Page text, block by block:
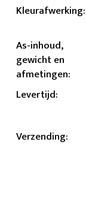
Kleurafwerking:
As-inhoud,
gewicht en
afmetingen:
Levertijd:
Verzending: